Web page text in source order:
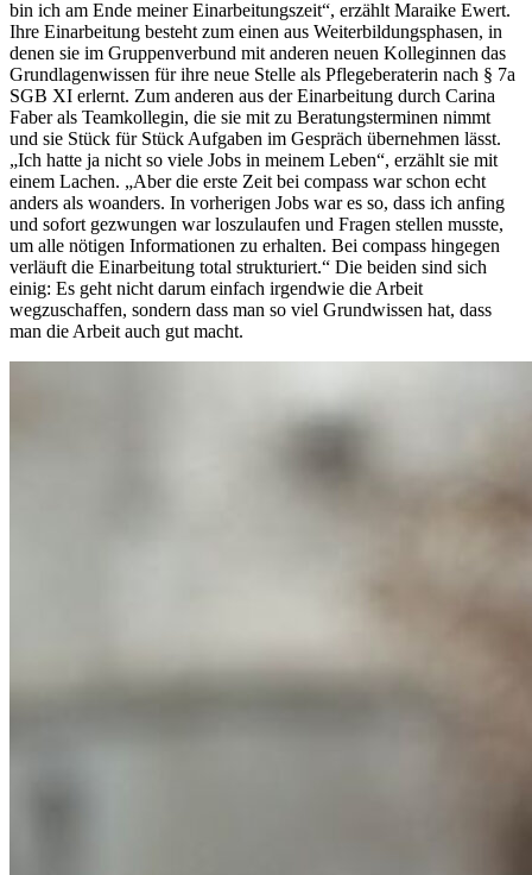
bin ich am Ende meiner Einarbeitungszeit“, erzählt Maraike Ewert.
Ihre Einarbeitung besteht zum einen aus Weiterbildungsphasen, in
denen sie im Gruppenverbund mit anderen neuen Kolleginnen das
Grundlagenwissen für ihre neue Stelle als Pflegeberaterin nach § 7a
SGB XI erlernt. Zum anderen aus der Einarbeitung durch Carina
Faber als Teamkollegin, die sie mit zu Beratungsterminen nimmt
und sie Stück für Stück Aufgaben im Gespräch übernehmen lässt.
„Ich hatte ja nicht so viele Jobs in meinem Leben“, erzählt sie mit
einem Lachen. „Aber die erste Zeit bei compass war schon echt
anders als woanders. In vorherigen Jobs war es so, dass ich anfing
und sofort gezwungen war loszulaufen und Fragen stellen musste,
um alle nötigen Informationen zu erhalten. Bei compass hingegen
verläuft die Einarbeitung total strukturiert.“ Die beiden sind sich
einig: Es geht nicht darum einfach irgendwie die Arbeit
wegzuschaffen, sondern dass man so viel Grundwissen hat, dass
man die Arbeit auch gut macht.